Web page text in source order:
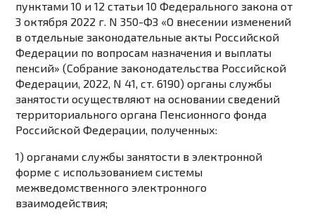
пунктами 10 и12 статьи 10 Федерального закона от
3 октября 2022 г. N 350-ФЗ «О внесении изменений
в отдельные законодательные акты Российской
Федерации по вопросам назначения и выплаты
пенсий» (Собрание законодательства Российской
Федерации, 2022, N 41, ст. 6190) органы службы
занятости осуществляют на основании сведений
территориального органа Пенсионного фонда
Российской Федерации, полученных:
1) органами службы занятости в электронной
форме с использованием системы
межведомственного электронного
взаимодействия;